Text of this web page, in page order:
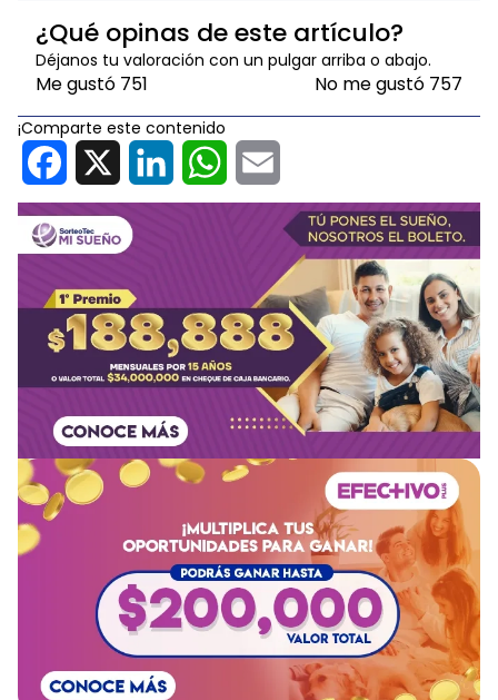
¿Qué opinas de este artículo?
Déjanos tu valoración con un pulgar arriba o abajo.
Me gustó 751 No me gustó 757
¡Comparte este contenido
Facebook LinkedInWhatsApp